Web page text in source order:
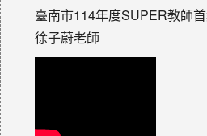
臺南市114年度SUPER教師
徐子蔚老師